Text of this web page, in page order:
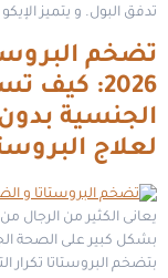
تدفق البول. و يتميز
تضخم
2026:
الجنسية
لعلاج
يعانى الكثير من الرجال
بشكل كبير على الصحة
بتضخم البروستاتا تكرار